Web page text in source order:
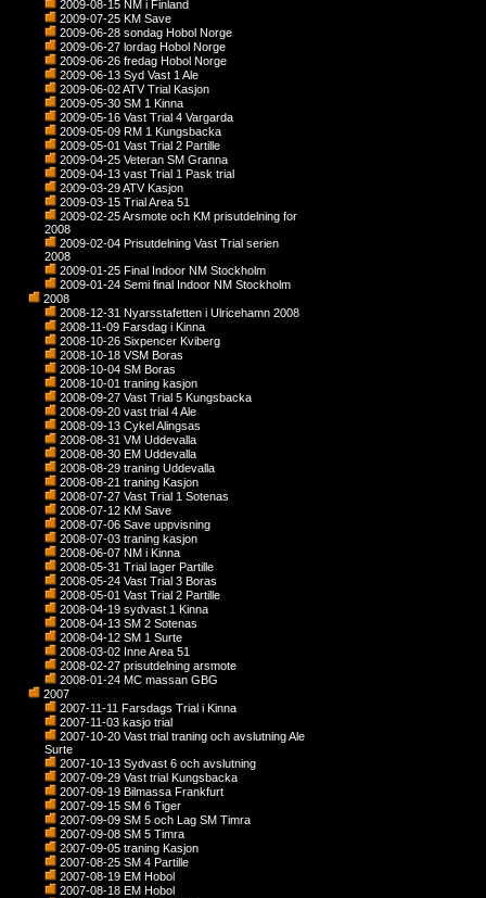
2009-08-15 NM i Finland
2009-07-25 KM Save
2009-06-28 sondag Hobol Norge
2009-06-27 lordag Hobol Norge
2009-06-26 fredag Hobol Norge
2009-06-13 Syd Vast 1 Ale
2009-06-02 ATV Trial Kasjon
2009-05-30 SM 1 Kinna
2009-05-16 Vast Trial 4 Vargarda
2009-05-09 RM 1 Kungsbacka
2009-05-01 Vast Trial 2 Partille
2009-04-25 Veteran SM Granna
2009-04-13 vast Trial 1 Pask trial
2009-03-29 ATV Kasjon
2009-03-15 Trial Area 51
2009-02-25 Arsmote och KM prisutdelning for
2008
2009-02-04 Prisutdelning Vast Trial serien
2008
2009-01-25 Final Indoor NM Stockholm
2009-01-24 Semi final Indoor NM Stockholm
2008
2008-12-31 Nyarsstafetten i Ulricehamn 2008
2008-11-09 Farsdag i Kinna
2008-10-26 Sixpencer Kviberg
2008-10-18 VSM Boras
2008-10-04 SM Boras
2008-10-01 traning kasjon
2008-09-27 Vast Trial 5 Kungsbacka
2008-09-20 vast trial 4 Ale
2008-09-13 Cykel Alingsas
2008-08-31 VM Uddevalla
2008-08-30 EM Uddevalla
2008-08-29 traning Uddevalla
2008-08-21 traning Kasjon
2008-07-27 Vast Trial 1 Sotenas
2008-07-12 KM Save
2008-07-06 Save uppvisning
2008-07-03 traning kasjon
2008-06-07 NM i Kinna
2008-05-31 Trial lager Partille
2008-05-24 Vast Trial 3 Boras
2008-05-01 Vast Trial 2 Partille
2008-04-19 sydvast 1 Kinna
2008-04-13 SM 2 Sotenas
2008-04-12 SM 1 Surte
2008-03-02 Inne Area 51
2008-02-27 prisutdelning arsmote
2008-01-24 MC massan GBG
2007
2007-11-11 Farsdags Trial i Kinna
2007-11-03 kasjo trial
2007-10-20 Vast trial traning och avslutning Ale
Surte
2007-10-13 Sydvast 6 och avslutning
2007-09-29 Vast trial Kungsbacka
2007-09-19 Bilmassa Frankfurt
2007-09-15 SM 6 Tiger
2007-09-09 SM 5 och Lag SM Timra
2007-09-08 SM 5 Timra
2007-09-05 traning Kasjon
2007-08-25 SM 4 Partille
2007-08-19 EM Hobol
2007-08-18 EM Hobol